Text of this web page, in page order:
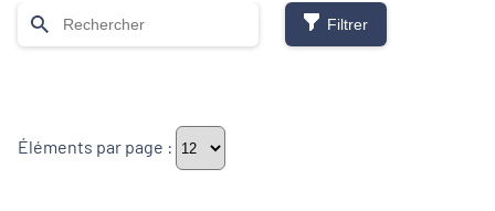
Éléments par page :
Filtrer
Thématiques